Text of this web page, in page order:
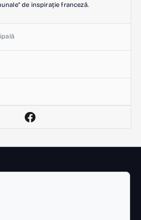
de inspirație franceză.